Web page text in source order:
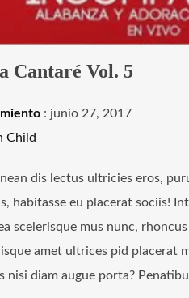
Cantaré Vol. 5
: junio 27, 2017
Child
dis lectus ultricies eros,
habitasse eu placerat sociis!
scelerisque mus nunc,
amet ultrices pid placerat
nisi diam augue porta?